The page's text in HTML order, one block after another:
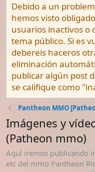
Debido a un
hemos visto
usuarios inactivos o
tema público. Si es
debereis haceros
eliminación
publicar algún post
se califique como
Pantheon MMO
Imágenes y
(Patheon mmo)
Aquí iremos publicando
etc del mmo Pantheon